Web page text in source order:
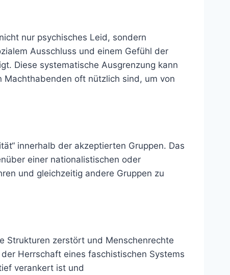
nur psychisches Leid, sondern
Ausschluss und einem Gefühl der
Diese systematische Ausgrenzung kann
oft nützlich sind, um von
innerhalb der akzeptierten Gruppen. Das
einer nationalistischen oder
und gleichzeitig andere Gruppen zu
Strukturen zerstört und Menschenrechte
Herrschaft eines faschistischen Systems
verankert ist und